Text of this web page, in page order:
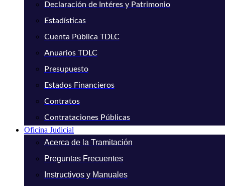
Declaración de Intéres y Patrimonio
Estadísticas
Cuenta Pública TDLC
Anuarios TDLC
Presupuesto
Estados Financieros
Contratos
Contrataciones Públicas
Oficina Judicial
Acerca de la Tramitación
Preguntas Frecuentes
Instructivos y Manuales